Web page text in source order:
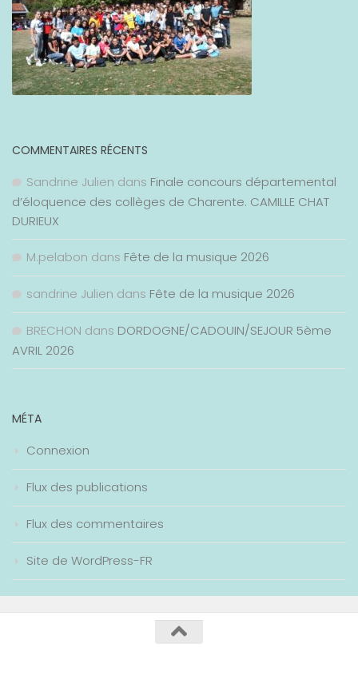
COMMENTAIRES RÉCENTS
Sandrine Julien dans Finale concours départemental
d’éloquence des collèges de Charente. CAMILLE CHAT
DURIEUX
M.pelabon dans Fête de la musique 2026
sandrine Julien dans Fête de la musique 2026
BRECHON dans DORDOGNE/CADOUIN/SEJOUR 5ème
AVRIL 2026
MÉTA
Connexion
Flux des publications
Flux des commentaires
Site de WordPress-FR